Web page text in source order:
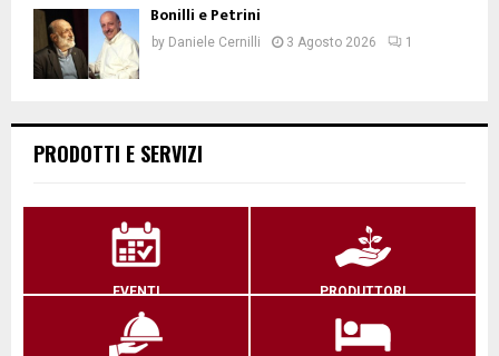
Bonilli e Petrini
by Daniele Cernilli 3 Agosto 2026 1
PRODOTTI E SERVIZI
EVENTI PRODUTTORI